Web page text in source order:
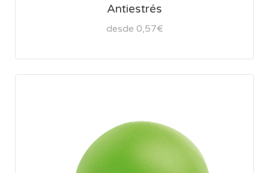
Antiestrés
desde 0,57€